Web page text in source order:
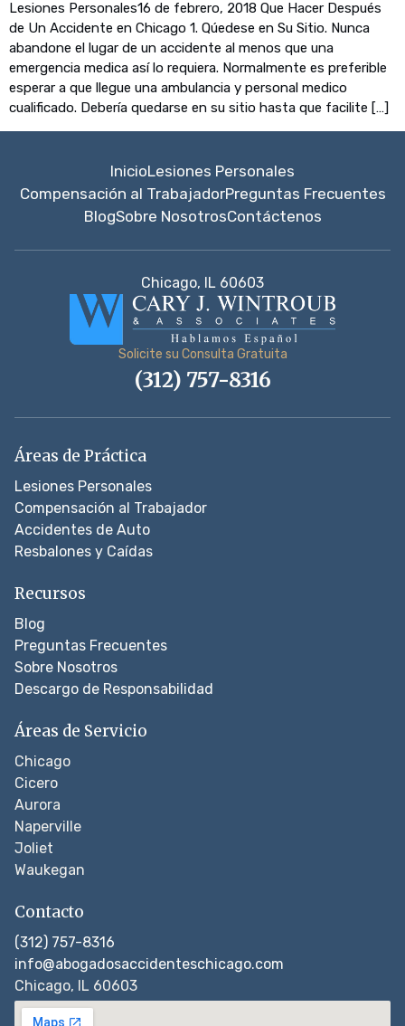
Lesiones Personales16 de febrero, 2018 Que Hacer Después
de Un Accidente en Chicago 1. Qúedese en Su Sitio. Nunca
abandone el lugar de un accidente al menos que una
emergencia medica así lo requiera. Normalmente es preferible
esperar a que llegue una ambulancia y personal medico
cualificado. Debería quedarse en su sitio hasta que facilite […]
InicioLesiones Personales
Compensación al TrabajadorPreguntas Frecuentes
BlogSobre NosotrosContáctenos
Chicago, IL 60603
Solicite su Consulta Gratuita
(312) 757-8316
Áreas de Práctica
Lesiones Personales
Compensación al Trabajador
Accidentes de Auto
Resbalones y Caídas
Recursos
Blog
Preguntas Frecuentes
Sobre Nosotros
Descargo de Responsabilidad
Áreas de Servicio
Chicago
Cicero
Aurora
Naperville
Joliet
Waukegan
Contacto
(312) 757-8316
info@abogadosaccidenteschicago.com
Chicago, IL 60603